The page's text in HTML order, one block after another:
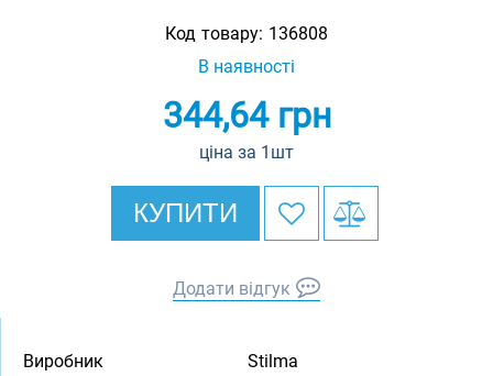
Код товару: 136808
В наявності
344,64грн
ціна за 1шт
КУПИТИ
Додати відгук
Виробник
Stilma